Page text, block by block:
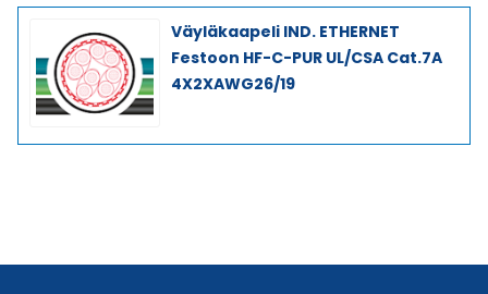
Väyläkaapeli IND. ETHERNET
Festoon HF-C-PUR UL/CSA Cat.7A
4X2XAWG26/19